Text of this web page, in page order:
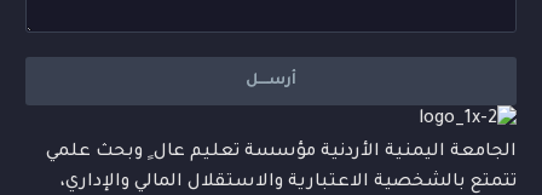
الجامعة اليمنية الأردنية مؤسسة تعليم عال ٍ وبحث علمي
تتمتع بالشخصية الاعتبارية والاستقلال المالي والإداري،